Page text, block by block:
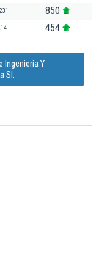
850
454
Y
Sl.